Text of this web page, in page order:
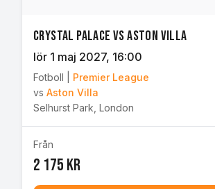
Crystal Palace vs Aston Villa
lör 1 maj 2027, 16:00
Fotboll
Premier League
vs Aston Villa
Selhurst Park London
Från
2 175 kr